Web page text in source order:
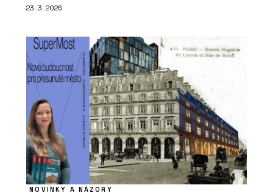
23. 3. 2026
NOVINKY A NÁZORY